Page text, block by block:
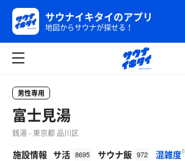
サウナイキタイのアプリ
地図からサウナが探せる！
男性専用
富士見湯
銭湯 - 東京都 品川区
施設情報 サ活 8695 サウナ飯 972 混雑度β